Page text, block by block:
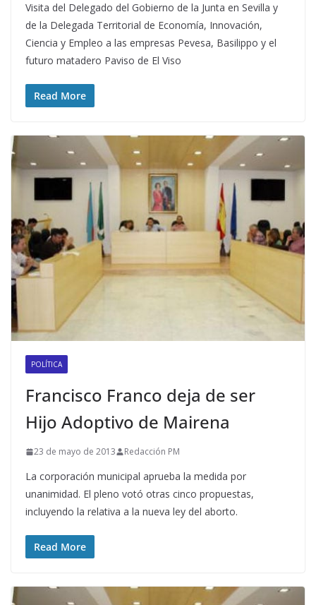
Visita del Delegado del Gobierno de la Junta en Sevilla y
de la Delegada Territorial de Economía, Innovación,
Ciencia y Empleo a las empresas Pevesa, Basilippo y el
futuro matadero Paviso de El Viso
Read More
POLÍTICA
Francisco Franco deja de ser
Hijo Adoptivo de Mairena
23 de mayo de 2013 Redacción PM
La corporación municipal aprueba la medida por
unanimidad. El pleno votó otras cinco propuestas,
incluyendo la relativa a la nueva ley del aborto.
Read More